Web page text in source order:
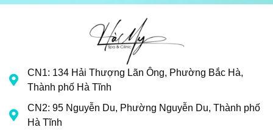
CN1: 134 Hải Thượng Lãn Ông, Phường Bắc Hà,
Thành phố Hà Tĩnh
CN2: 95 Nguyễn Du, Phường Nguyễn Du, Thành phố
Hà Tĩnh